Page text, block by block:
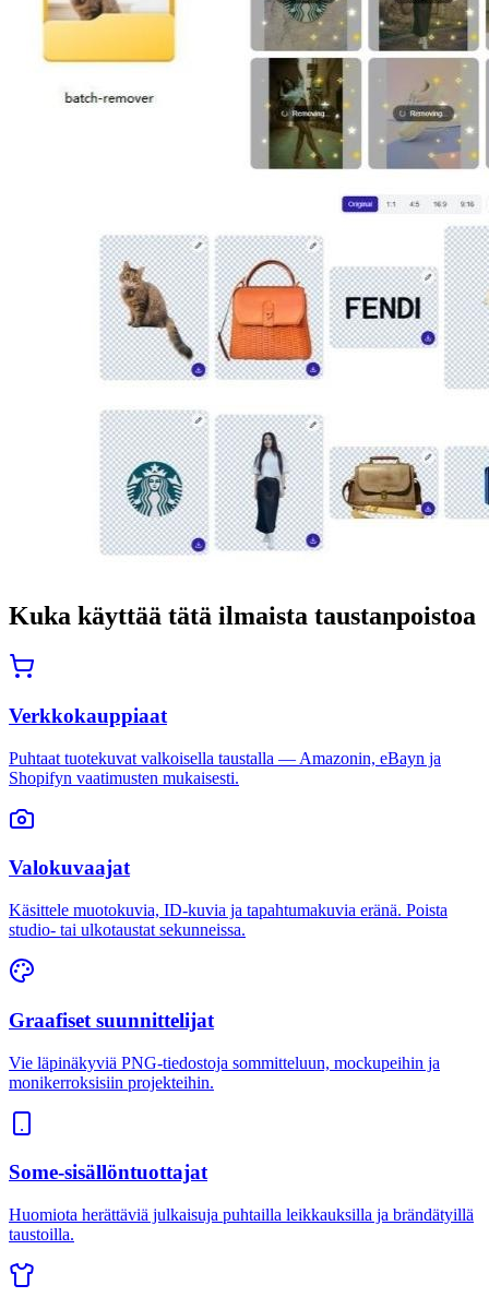
Kuka käyttää tätä ilmaista taustanpoistoa
Verkkokauppiaat
Puhtaat tuotekuvat valkoisella taustalla — Amazonin, eBayn ja
Shopifyn vaatimusten mukaisesti.
Valokuvaajat
Käsittele muotokuvia, ID-kuvia ja tapahtumakuvia eränä. Poista
studio- tai ulkotaustat sekunneissa.
Graafiset suunnittelijat
Vie läpinäkyviä PNG-tiedostoja sommitteluun, mockupeihin ja
monikerroksisiin projekteihin.
Some-sisällöntuottajat
Huomiota herättäviä julkaisuja puhtailla leikkauksilla ja brändätyillä
taustoilla.